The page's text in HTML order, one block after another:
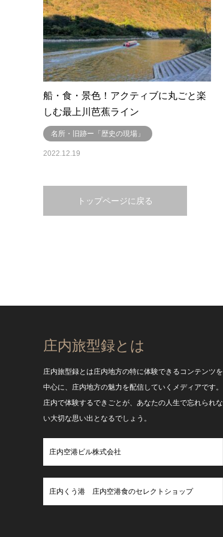
船・食・景色！アクティブに丸ごと楽
しむ最上川芭蕉ライン
名所・旧跡ー「歴史の現場」
2022.12.19
トップページに戻る
庄内旅型録とは
庄内旅型録とは庄内地方の特に体験できるコンテンツを
中心に、庄内地方の魅力を配信していくメディアです。
庄内で体験するできごとが、あなたの人生で忘れられな
い大切な思い出となるでしょう。
庄内空港ビル株式会社
庄内くう港 庄内空港食のセレクトショップ